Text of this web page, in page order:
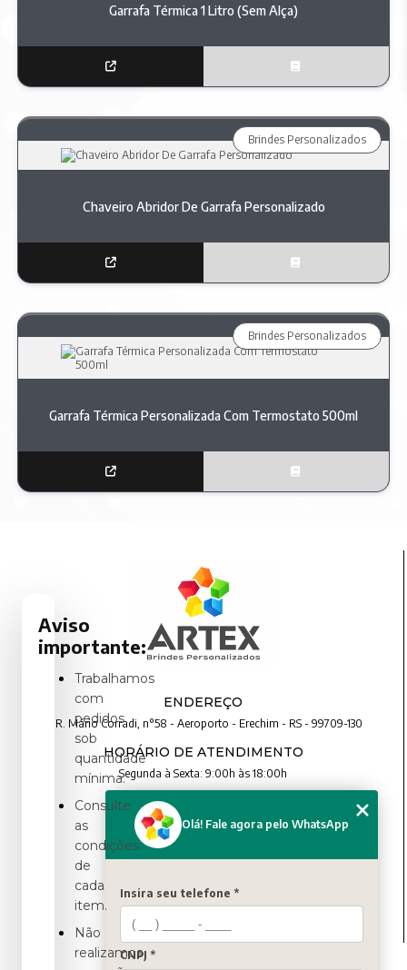
Garrafa Térmica 1 Litro (Sem Alça)
Chaveiro Abridor De Garrafa Personalizado
Brindes Personalizados
Garrafa Térmica Personalizada Com Termostato 500ml
Brindes Personalizados
ENDEREÇO
R. Mário Corradi, n°58 - Aeroporto - Erechim - RS - 99709-130
HORÁRIO DE ATENDIMENTO
Segunda à Sexta: 9:00h às 18:00h
CONTATO
(54) 3321-4699
contato@artexbrindes.com.br
Olá! Fale agora pelo WhatsApp
Insira seu telefone *
CNPJ *
Aviso
importante:
Trabalhamos
com
pedidos
sob
quantidade
mínima.
Consulte
as
condições
de
cada
item.
Não
realizamos